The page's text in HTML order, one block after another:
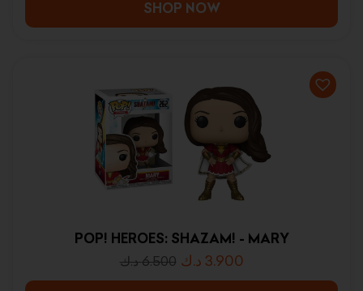
SHOP NOW
POP! HEROES: SHAZAM! - MARY
6.500 د.ك 3.900 د.ك